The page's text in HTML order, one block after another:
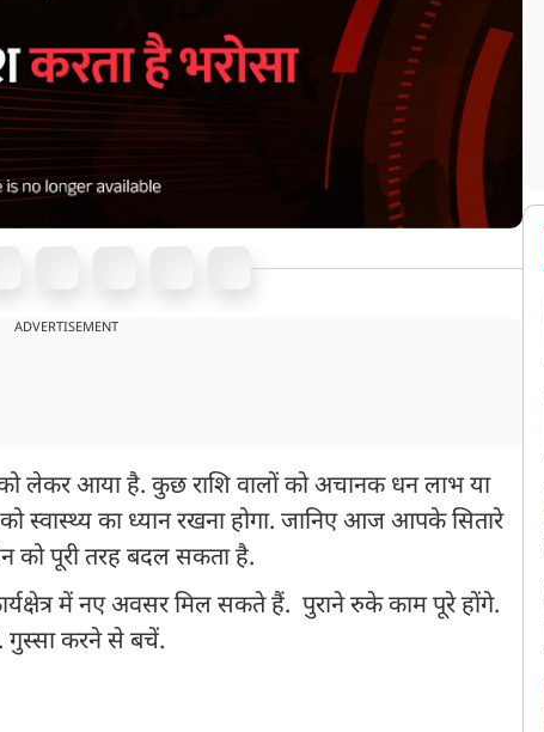
ADVERTISEMENT
आया है. कुछ राशि वालों को अचानक धन लाभ या
का ध्यान रखना होगा. जानिए आज आपके सितारे
पूरी तरह बदल सकता है.
में नए अवसर मिल सकते हैं. पुराने रुके काम पूरे होंगे.
गुस्सा करने से बचें.